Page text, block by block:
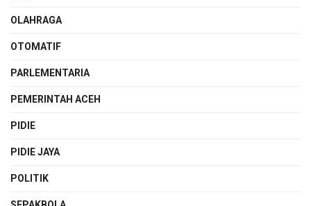
OLAHRAGA
OTOMATIF
PARLEMENTARIA
PEMERINTAH ACEH
PIDIE
PIDIE JAYA
POLITIK